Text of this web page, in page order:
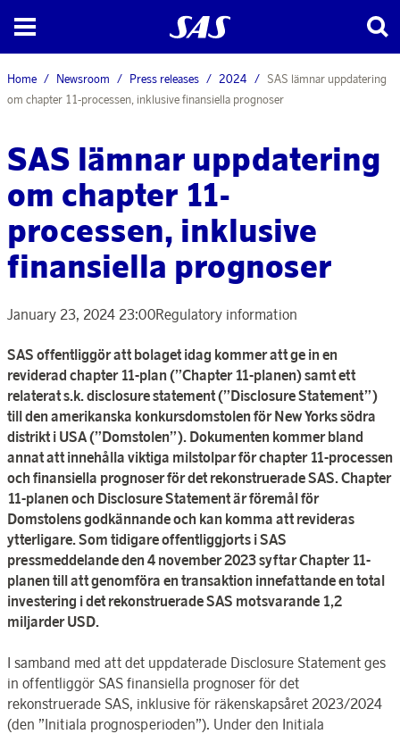
Home Newsroom Press releases 2024
SAS lämnar uppdatering
om chapter 11-processen, inklusive finansiella prognoser
SAS lämnar uppdatering
om chapter 11-
processen, inklusive
finansiella prognoser
January 23, 2024 23:00Regulatory information
SAS offentliggör att bolaget idag kommer att ge in en
reviderad chapter 11-plan (”Chapter 11-planen) samt ett
relaterat s.k. disclosure statement (”Disclosure Statement”)
till den amerikanska konkursdomstolen för New Yorks södra
distrikt i USA (”Domstolen”). Dokumenten kommer bland
annat att innehålla viktiga milstolpar för chapter 11-processen
och finansiella prognoser för det rekonstruerade SAS. Chapter
11-planen och Disclosure Statement är föremål för
Domstolens godkännande och kan komma att revideras
ytterligare. Som tidigare offentliggjorts i SAS
pressmeddelande den 4 november 2023 syftar Chapter 11-
planen till att genomföra en transaktion innefattande en total
investering i det rekonstruerade SAS motsvarande 1,2
miljarder USD.
I samband med att det uppdaterade Disclosure Statement ges
in offentliggör SAS finansiella prognoser för det
rekonstruerade SAS, inklusive för räkenskapsåret 2023/2024
(den ”Initiala prognosperioden”). Under den Initiala